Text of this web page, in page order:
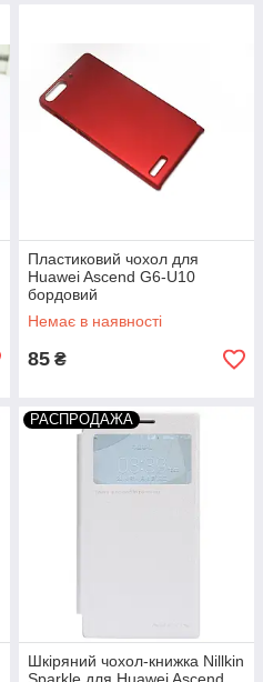
Пластиковий чохол для
Huawei Ascend G6-U10
бордовий
Немає в наявності
85 ₴
РАСПРОДАЖА
Шкіряний чохол-книжка Nillkin